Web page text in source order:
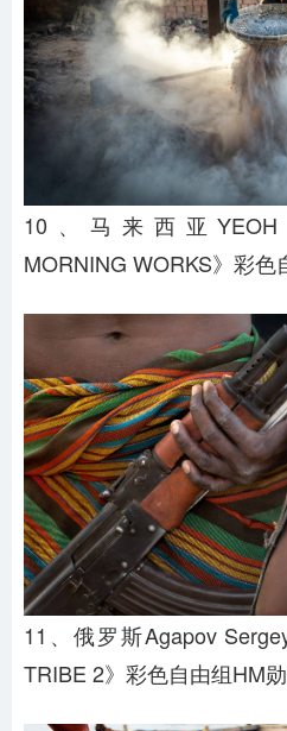
10、马来西亚YEOH
MORNING WORKS》彩色
11、俄罗斯Agapov
TRIBE 2》彩色自由组HM